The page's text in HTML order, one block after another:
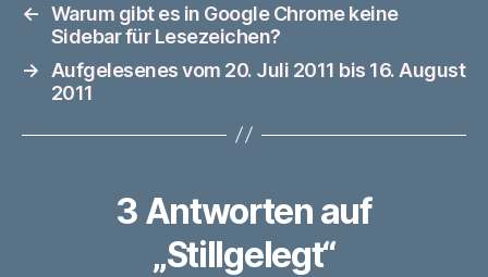
← Warum gibt es in Google Chrome keine
Sidebar für Lesezeichen?
→
Aufgelesenes vom 20. Juli 2011 bis 16. August
2011
3 Antworten auf
„Stillgelegt“